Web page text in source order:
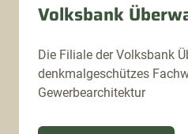
Volksbank
Die Filiale der Volksbank
denkmalgeschützes
Gewerbearchitektur